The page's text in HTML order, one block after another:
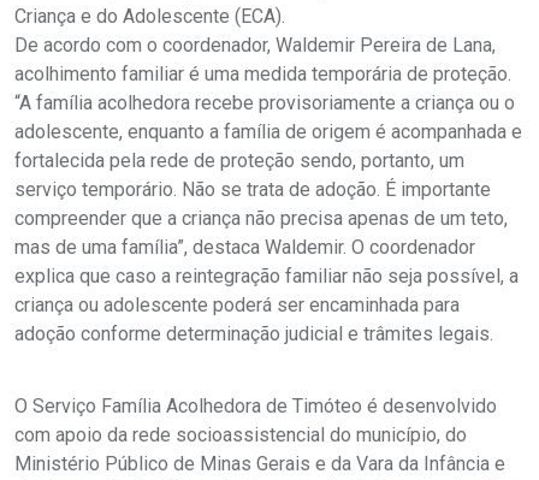
Criança e do Adolescente (ECA).
De acordo com o coordenador, Waldemir Pereira de Lana,
acolhimento familiar é uma medida temporária de proteção.
“A família acolhedora recebe provisoriamente a criança ou o
adolescente, enquanto a família de origem é acompanhada e
fortalecida pela rede de proteção sendo, portanto, um
serviço temporário. Não se trata de adoção. É importante
compreender que a criança não precisa apenas de um teto,
mas de uma família”, destaca Waldemir. O coordenador
explica que caso a reintegração familiar não seja possível, a
criança ou adolescente poderá ser encaminhada para
adoção conforme determinação judicial e trâmites legais.
O Serviço Família Acolhedora de Timóteo é desenvolvido
com apoio da rede socioassistencial do município, do
Ministério Público de Minas Gerais e da Vara da Infância e